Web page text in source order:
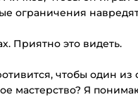
ограничения
Приятно это видеть.
чтобы один
мастерство? Я